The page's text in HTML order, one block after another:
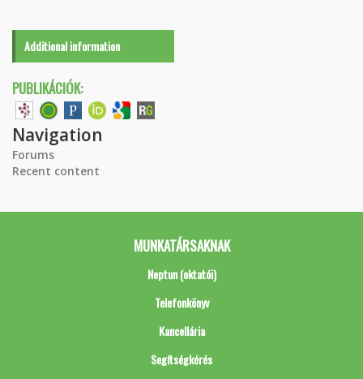
Additional information
PUBLIKÁCIÓK:
Navigation
Forums
Recent content
MUNKATÁRSAKNAK
Neptun (oktatói)
Telefonkönyv
Kancellária
Segítségkérés